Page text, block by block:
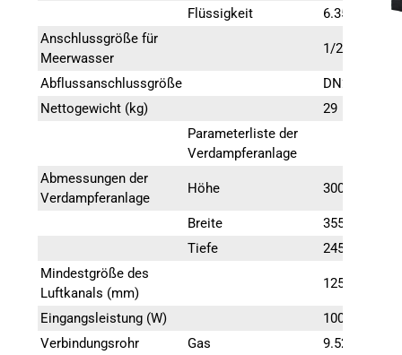
Flüssigkeit
6.35
Anschlussgröße für
Meerwasser
1/2″
Abflussanschlussgröße
DN20
Nettogewicht (kg)
29
Parameterliste der
Verdampferanlage
Abmessungen der
Verdampferanlage
Höhe 300
Breite
355
Tiefe
245
Mindestgröße des
Luftkanals (mm)
125
Eingangsleistung (W)
100
Verbindungsrohr
Gas
9.52